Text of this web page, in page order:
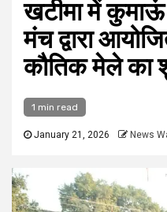
खटीमा में
मंच द्वारा
कौतिक मेले का
1 min read
January 21, 2026 News